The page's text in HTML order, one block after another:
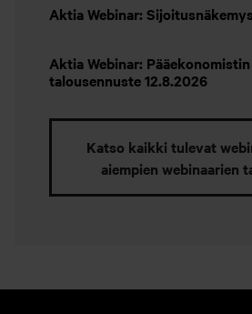
Aktia Webinar:
Aktia Webinar: Pääekonomistin
talousennuste 12.8.2026
Katso kaikki tulevat
aiempien webinaarien